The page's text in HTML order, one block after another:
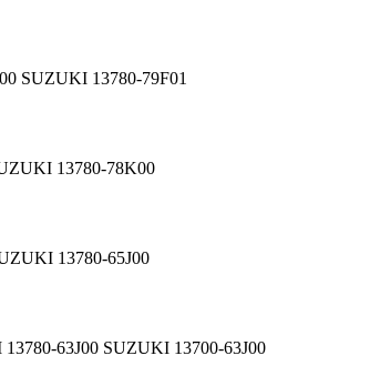
SUZUKI 13780-79F01
13780-78K00
13780-65J00
63J00 SUZUKI 13700-63J00